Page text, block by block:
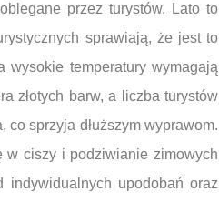
przez turystów. Lato to
sprawiają, że jest to
temperatury wymagają
złotych barw, a liczba turystów
sprzyja dłuższym wyprawom.
w ciszy i podziwianie zimowych
indywidualnych upodobań oraz